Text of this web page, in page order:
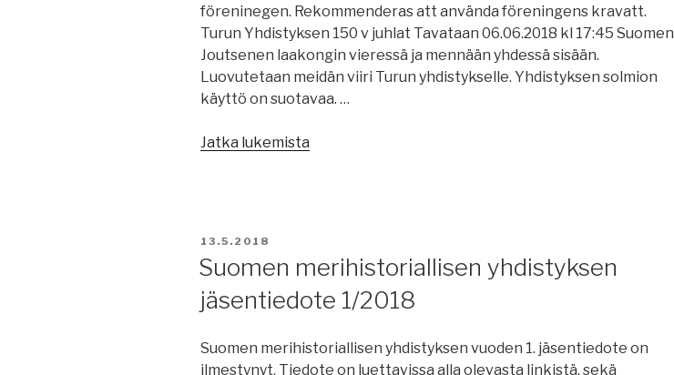
föreninegen. Rekommenderas att använda föreningens kravatt.
Turun Yhdistyksen 150 v juhlat Tavataan 06.06.2018 kl 17:45 Suomen
Joutsenen laakongin vieressä ja mennään yhdessä sisään.
Luovutetaan meidän viiri Turun yhdistykselle. Yhdistyksen solmion
käyttö on suotavaa. …
Jatka lukemista
Turun
Yhdistyksen
v
juhlat”
JULKAISTU
13.5.2018
Suomen merihistoriallisen yhdistyksen
jäsentiedote 1/2018
Suomen merihistoriallisen yhdistyksen vuoden 1. jäsentiedote on
ilmestynyt. Tiedote on luettavissa alla olevasta linkistä, sekä